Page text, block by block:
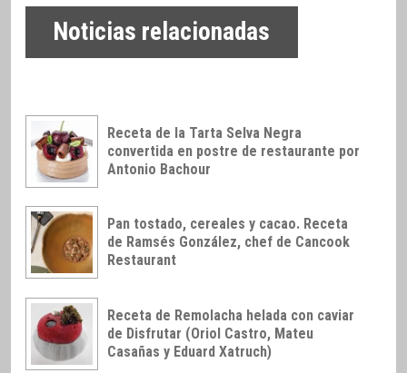
Noticias relacionadas
Receta de la Tarta Selva Negra
convertida en postre de restaurante por
Antonio Bachour
Pan tostado, cereales y cacao. Receta
de Ramsés González, chef de Cancook
Restaurant
Receta de Remolacha helada con caviar
de Disfrutar (Oriol Castro, Mateu
Casañas y Eduard Xatruch)